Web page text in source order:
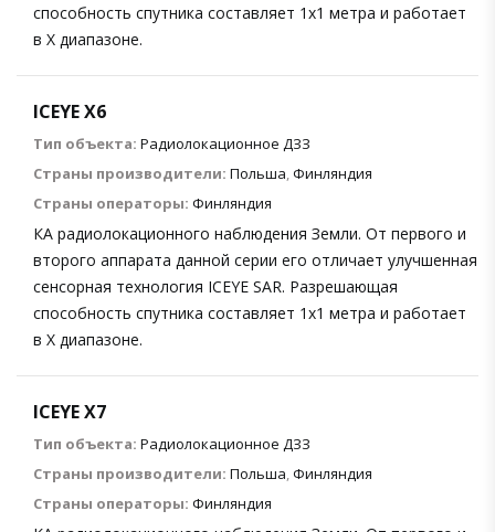
способность спутника составляет 1х1 метра и работает
в X диапазоне.
ICEYE X6
Тип объекта: Радиолокационное ДЗЗ
Страны производители: Польша,Финляндия
Страны операторы: Финляндия
КА радиолокационного наблюдения Земли. От первого и
второго аппарата данной серии его отличает улучшенная
сенсорная технология ICEYE SAR. Разрешающая
способность спутника составляет 1х1 метра и работает
в X диапазоне.
ICEYE X7
Тип объекта: Радиолокационное ДЗЗ
Страны производители: Польша,Финляндия
Страны операторы: Финляндия